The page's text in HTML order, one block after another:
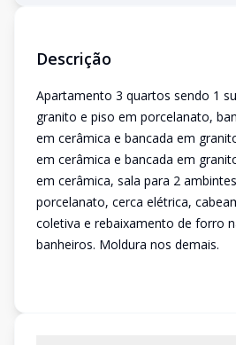
Descrição
Apartamento 3 quartos sendo 1
granito e piso em porcelanato,
em cerâmica e bancada em
em cerâmica e bancada em
em cerâmica, sala para 2
porcelanato, cerca elétrica,
coletiva e rebaixamento de forro
banheiros. Moldura nos demais.